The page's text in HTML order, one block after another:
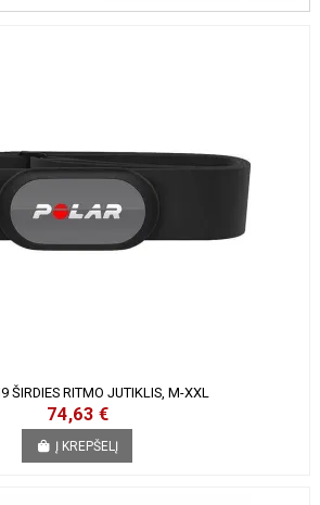
ŠIRDIES RITMO JUTIKLIS, M-XXL
74,63 €
Į KREPŠELĮ